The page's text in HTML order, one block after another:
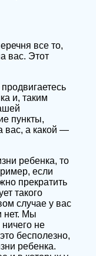
все то,
вас. Этот
и, таким
пункты,
вас, а какой —
ребенка, то
если
прекратить
такого
случае у вас
нет. Мы
не
бесполезно,
ребенка.